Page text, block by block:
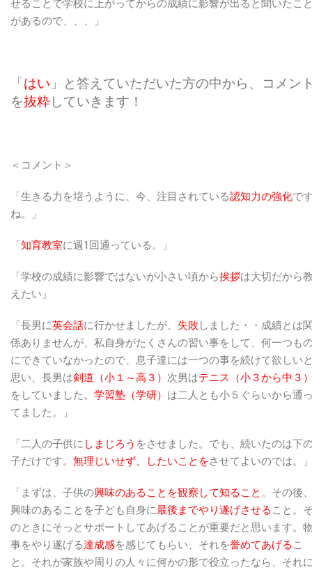
せることで学校に上がってからの成績に影響が出ると聞いたこ
があるので、、、」
「 はい 」と答えていただいた方の中から、コメン
を抜粋していきます！
＜コメント＞
「生きる力を培うように、今、注目されている認知力の強化で
ね。」
「知育教室に週1回通っている。」
「学校の成績に影響ではないが小さい頃から挨拶は大切だから
えたい」
「長男に英会話に行かせましたが、 失敗 しました・・成績とは
係ありませんが、私自身がたくさんの習い事をして、何一つも
にできていなかったので、息子達には一つの事を続けて欲しい
思い、長男は剣道（小１～高３） 次男はテニス（小３から中３
をしていました。 学習塾（学研） は二人とも小５ぐらいから通
てました。」
「二人の子供に しまじろう をさせました。でも、続いたのは下
子だけです。 無理じいせず、したいことをさせてよいのでは。
「まずは、子供の興味のあることを観察して知ること 。その後
興味のあることを子ども自身に最後までやり遂げさせる こと。
のときにそっとサポートしてあげることが重要だと思います。
事をやり遂げる達成感を感じてもらい、それを誉めてあげる こ
と。それが家族や周りの人々に何かの形で役立ったなら、それ